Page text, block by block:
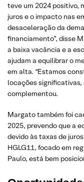
teve um 2024 positivo,
juros e o impacto nas
desaceleração da
financiamento”, disse
a baixa vacância e a
ajudam a equilibrar o
em alta. “Estamos
locações significativas,
complementou.
Margato também foi
2025, prevendo que a
devido às taxas de
HGLG11, focado em
Paulo, está bem